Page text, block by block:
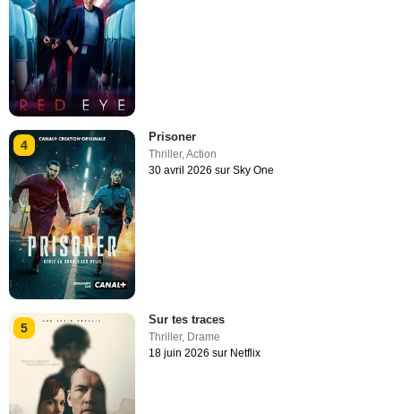
4
Prisoner
Thriller,Action
30 avril 2026 sur Sky One
5
Sur tes traces
Thriller, Drame
18 juin 2026 sur Netflix